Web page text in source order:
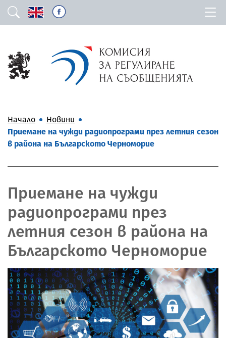
Начало
Новини
Приемане на чужди радиопрограми през летния сезон
в района на Българското Черноморие
Приемане на чужди
радиопрограми през
летния сезон в района на
Българското Черноморие